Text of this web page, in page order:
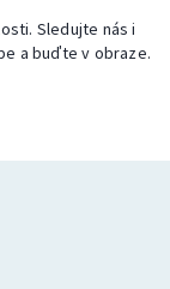
Sledujte nás i
a buďte v obraze.